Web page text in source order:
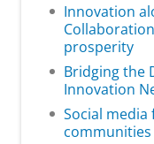
Innovation
prosperity
Bridging the
Innovation
Social